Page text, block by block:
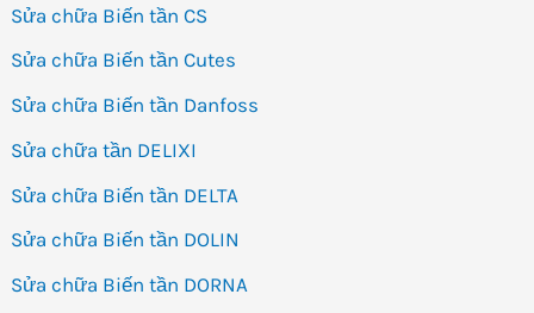
Sửa chữa Biến tần CS
Sửa chữa Biến tần Cutes
Sửa chữa Biến tần Danfoss
Sửa chữa tần DELIXI
Sửa chữa Biến tần DELTA
Sửa chữa Biến tần DOLIN
Sửa chữa Biến tần DORNA